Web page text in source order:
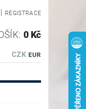
| REGISTRACE
CZK EUR
0 Kč